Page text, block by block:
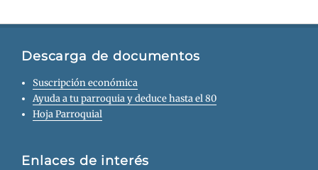
Descarga de documentos
Suscripción económica
Ayuda a tu parroquia y deduce hasta el 80
Hoja Parroquial
Enlaces de interés